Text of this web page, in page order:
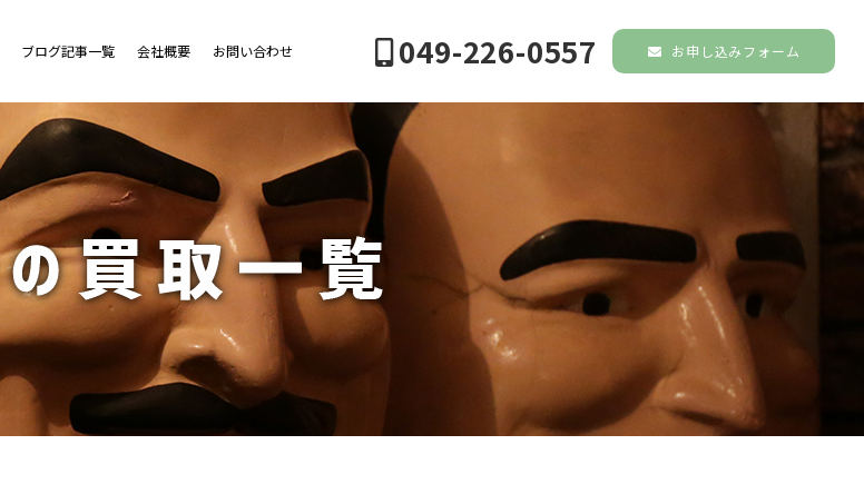
ブログ記事一覧 会社概要 お問い合わせ 049-226-0557 お申し込みフォーム